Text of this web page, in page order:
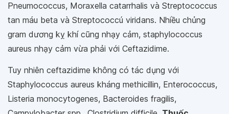
Pneumococcus, Moraxella catarrhalis và Streptococcus
tan máu beta và Streptococcú viridans. Nhiều chủng
gram dương kỵ khí cũng nhạy cảm, staphylococcus
aureus nhạy cảm vừa phải với Ceftazidime.
Tuy nhiên ceftazidime không có tác dụng với
Staphylococcus aureus kháng methicillin, Enterococcus,
Listeria monocytogenes, Bacteroides fragilis,